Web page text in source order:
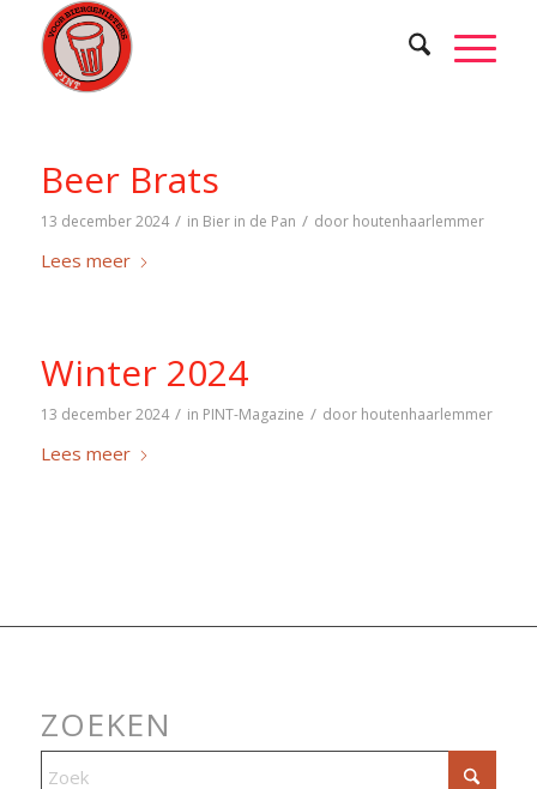
Beer Brats
13 december 2024 / in Bier in de Pan / door houtenhaarlemmer
Lees meer
Winter 2024
13 december 2024 / in PINT-Magazine / door houtenhaarlemmer
Lees meer
ZOEKEN